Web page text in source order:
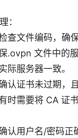
：
查文件编码，确
.ovpn 文件中的
际服务器一致。
认证书未过期，
时需要将 CA 证
认用户名/密码正